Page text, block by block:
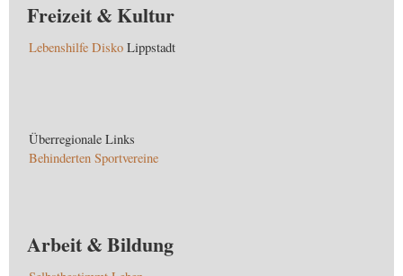
Freizeit & Kultur
Lebenshilfe Disko Lippstadt
Überregionale Links
Behinderten Sportvereine
Arbeit & Bildung